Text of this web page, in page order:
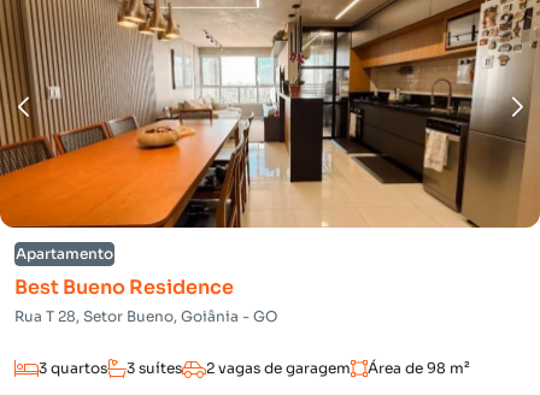
Apartamento
Best Bueno Residence
Rua T 28, Setor Bueno, Goiânia - GO
3 quartos 3 suítes 2 vagas de garagem Área de 98 m²